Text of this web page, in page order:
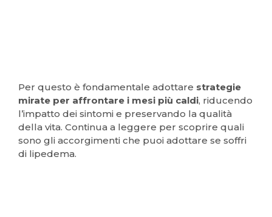
Per questo è fondamentale adottare strategie
mirate per affrontare i mesi più caldi, riducendo
l’impatto dei sintomi e preservando la qualità
della vita. Continua a leggere per scoprire quali
sono gli accorgimenti che puoi adottare se soffri
di lipedema.